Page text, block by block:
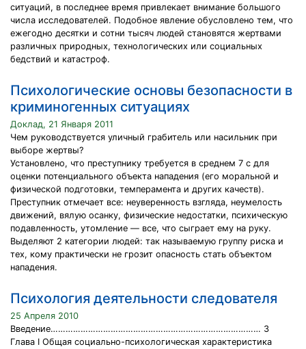
ситуаций, в последнее время привлекает внимание большого
числа исследователей. Подобное явление обусловлено тем, что
ежегодно десятки и сотни тысяч людей становятся жертвами
различных природных, технологических или социальных
бедствий и катастроф.
Психологические основы безопасности в
криминогенных ситуациях
Доклад, 21 Января 2011
Чем руководствуется уличный грабитель или насильник при
выборе жертвы?
Установлено, что преступнику требуется в среднем 7 с для
оценки потенциального объекта нападения (его моральной и
физической подготовки, темперамента и других качеств).
Преступник отмечает все: неуверенность взгляда, неумелость
движений, вялую осанку, физические недостатки, психическую
подавленность, утомление — все, что сыграет ему на руку.
Выделяют 2 категории людей: так называемую группу риска и
тех, кому практически не грозит опасность стать объектом
нападения.
Психология деятельности следователя
25 Апреля 2010
Введение………………………………………………………………………… 3
Глава I Общая социально-психологическая характеристика